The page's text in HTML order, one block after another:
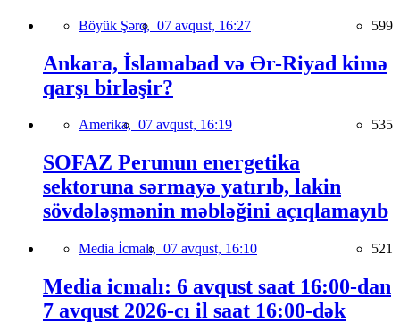
Böyük Şərq, 07 avqust, 16:27 599
Ankara, İslamabad və Ər-Riyad kimə
qarşı birləşir?
Amerika, 07 avqust, 16:19 535
SOFAZ Perunun energetika
sektoruna sərmayə yatırıb, lakin
sövdələşmənin məbləğini açıqlamayıb
Media İcmalı, 07 avqust, 16:10 521
Media icmalı: 6 avqust saat 16:00-dan
7 avqust 2026-cı il saat 16:00-dək